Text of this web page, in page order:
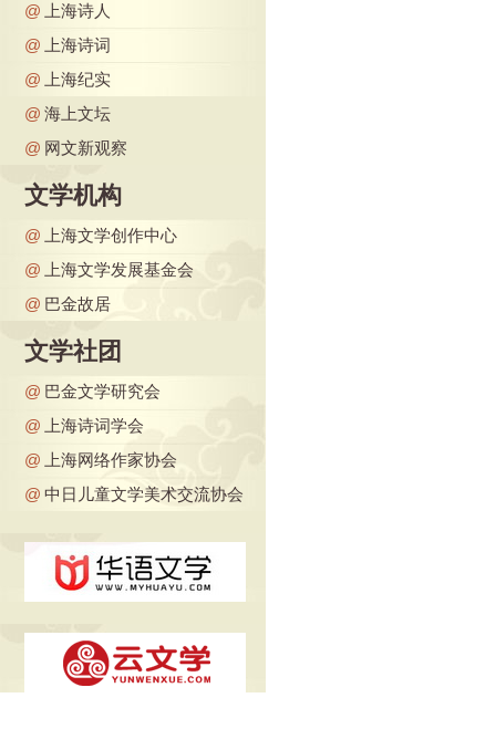
@
上海诗人
@
上海诗词
@
上海纪实
@ 海上文坛
@ 网文新观察
文学机构
@
上海文学创作中心
@
上海文学发展基金会
@ 巴金故居
文学社团
@ 巴金文学研究会
@
上海诗词学会
@
上海网络作家协会
@ 中日儿童文学美术交流协会